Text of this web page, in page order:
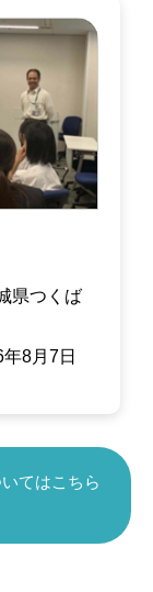
県つくば
8月7日
てはこちら